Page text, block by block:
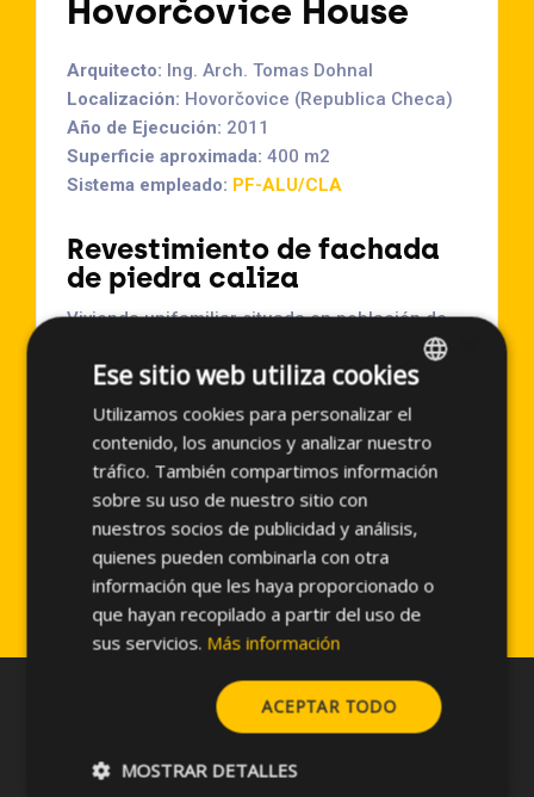
Hovorčovice House
Arquitecto: Ing. Arch. Tomas Dohnal
Localización: Hovorčovice (Republica Checa)
Año de Ejecución: 2011
Superficie aproximada: 400 m2
Sistema empleado: PF-ALU/CLA
Revestimiento de fachada
de piedra caliza
Vivienda unifamiliar situada en población de
Hovorčovice en la Republica Checa. El edificio
es de planta baja y está revestido en su
totalidad con piedra Caliza Jura Beige, el
sistema utilizado para la suportación del
aplacado fue el: PF-ALU/CLA. Debido a las
inclemencias de la zona la separación del
cerramiento al revestimiento es de 25 cm. ya
que se requiere un aislamiento térmico de 20
cm. de espesor.
SPANISH
ENGLISH
Ese sitio web utiliza cookies
Utilizamos cookies para personalizar el
contenido, los anuncios y analizar nuestro
tráfico. También compartimos información
sobre su uso de nuestro sitio con
nuestros socios de publicidad y análisis,
quienes pueden combinarla con otra
información que les haya proporcionado o
que hayan recopilado a partir del uso de
sus servicios. Más información
ACEPTAR TODO
MOSTRAR DETALLES